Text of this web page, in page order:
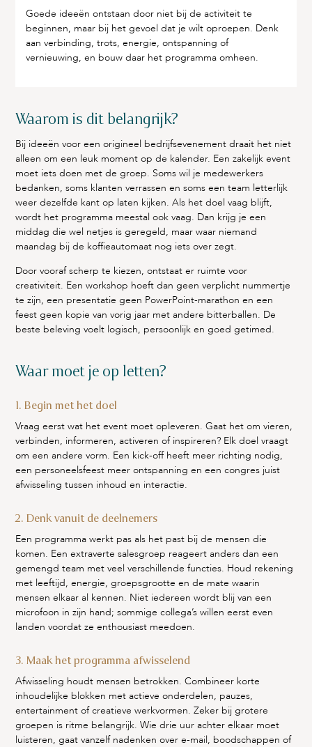
Goede ideeën ontstaan door niet bij de activiteit te
beginnen, maar bij het gevoel dat je wilt oproepen. Denk
aan verbinding, trots, energie, ontspanning of
vernieuwing, en bouw daar het programma omheen.
Waarom is dit belangrijk?
Bij ideeën voor een origineel bedrijfsevenement draait het niet
alleen om een leuk moment op de kalender. Een zakelijk event
moet iets doen met de groep. Soms wil je medewerkers
bedanken, soms klanten verrassen en soms een team letterlijk
weer dezelfde kant op laten kijken. Als het doel vaag blijft,
wordt het programma meestal ook vaag. Dan krijg je een
middag die wel netjes is geregeld, maar waar niemand
maandag bij de koffieautomaat nog iets over zegt.
Door vooraf scherp te kiezen, ontstaat er ruimte voor
creativiteit. Een workshop hoeft dan geen verplicht nummertje
te zijn, een presentatie geen PowerPoint-marathon en een
feest geen kopie van vorig jaar met andere bitterballen. De
beste beleving voelt logisch, persoonlijk en goed getimed.
Waar moet je op letten?
1. Begin met het doel
Vraag eerst wat het event moet opleveren. Gaat het om vieren,
verbinden, informeren, activeren of inspireren? Elk doel vraagt
om een andere vorm. Een kick-off heeft meer richting nodig,
een personeelsfeest meer ontspanning en een congres juist
afwisseling tussen inhoud en interactie.
2. Denk vanuit de deelnemers
Een programma werkt pas als het past bij de mensen die
komen. Een extraverte salesgroep reageert anders dan een
gemengd team met veel verschillende functies. Houd rekening
met leeftijd, energie, groepsgrootte en de mate waarin
mensen elkaar al kennen. Niet iedereen wordt blij van een
microfoon in zijn hand; sommige collega’s willen eerst even
landen voordat ze enthousiast meedoen.
3. Maak het programma afwisselend
Afwisseling houdt mensen betrokken. Combineer korte
inhoudelijke blokken met actieve onderdelen, pauzes,
entertainment of creatieve werkvormen. Zeker bij grotere
groepen is ritme belangrijk. Wie drie uur achter elkaar moet
luisteren, gaat vanzelf nadenken over e-mail, boodschappen of